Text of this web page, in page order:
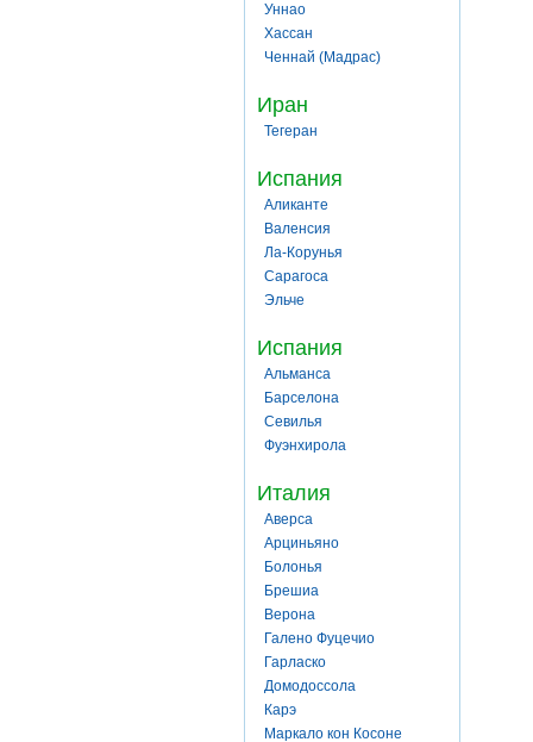
Уннао
Хассан
Ченнай (Мадрас)
Иран
Тегеран
Испания
Аликанте
Валенсия
Ла-Корунья
Сарагоса
Эльче
Испания
Альманса
Барселона
Севилья
Фуэнхирола
Италия
Аверса
Арциньяно
Болонья
Брешиа
Верона
Галено Фуцечио
Гарласко
Домодоссола
Карэ
Маркало кон Косоне